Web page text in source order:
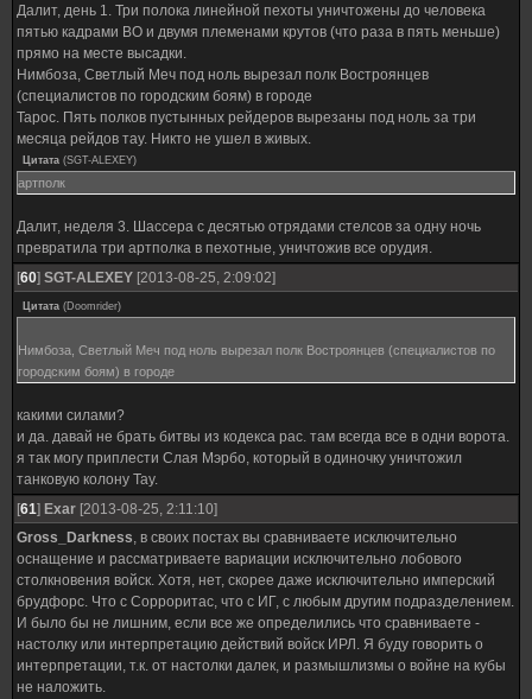
Далит, день 1. Три полока линейной пехоты уничтожены до человека
пятью кадрами ВО и двумя племенами крутов (что раза в пять меньше)
прямо на месте высадки.
Нимбоза, Светлый Меч под ноль вырезал полк Востроянцев
(специалистов по городским боям) в городе
Тарос. Пять полков пустынных рейдеров вырезаны под ноль за три
месяца рейдов тау. Никто не ушел в живых.
Цитата (SGT-ALEXEY)
артполк
Далит, неделя 3. Шассера с десятью отрядами стелсов за одну ночь
превратила три артполка в пехотные, уничтожив все орудия.
[60] SGT-ALEXEY [2013-08-25, 2:09:02]
Цитата (Doomrider)
Нимбоза, Светлый Меч под ноль вырезал полк Востроянцев (специалистов по
городским боям) в городе
какими силами?
и да. давай не брать битвы из кодекса рас. там всегда все в одни ворота.
я так могу приплести Слая Мэрбо, который в одиночку уничтожил
танковую колону Тау.
[61] Exar [2013-08-25, 2:11:10]
Gross_Darkness, в своих постах вы сравниваете исключительно
оснащение и рассматриваете вариации исключительно лобового
столкновения войск. Хотя, нет, скорее даже исключительно имперский
брудфорс. Что с Сорроритас, что с ИГ, с любым другим подразделением.
И было бы не лишним, если все же определились что сравниваете -
настолку или интерпретацию действий войск ИРЛ. Я буду говорить о
интерпретации, т.к. от настолки далек, и размышлизмы о войне на кубы
не наложить.